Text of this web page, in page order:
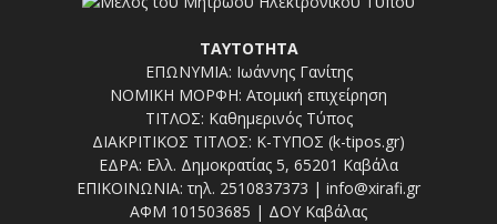
ΤΑΥΤΟΤΗΤΑ
ΕΠΩΝΥΜΙΑ: Ιωάννης Γανίτης
ΝΟΜΙΚΗ ΜΟΡΦΗ: Ατομική επιχείρηση
ΤΙΤΛΟΣ: Καθημερινός Τύπος
ΔΙΑΚΡΙΤΙΚΟΣ ΤΙΤΛΟΣ: Κ-ΤΥΠΟΣ (k-tipos.gr)
ΕΔΡΑ: Ελλ. Δημοκρατίας 5, 65201 Καβάλα
ΕΠΙΚΟΙΝΩΝΙΑ: τηλ. 2510837373 | info@xirafi.gr
ΑΦΜ 101503685 | ΔΟΥ Καβάλας